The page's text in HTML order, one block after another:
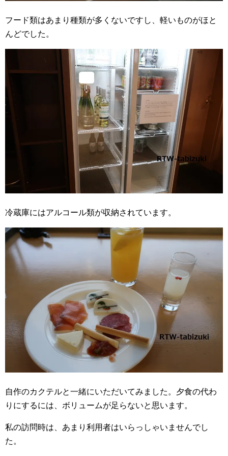
フード類はあまり種類が多くないですし、軽いものがほと
んどでした。
冷蔵庫にはアルコール類が収納されています。
自作のカクテルと一緒にいただいてみました。夕食の代わ
りにするには、ボリュームが足らないと思います。
私の訪問時は、あまり利用者はいらっしゃいませんでし
た。